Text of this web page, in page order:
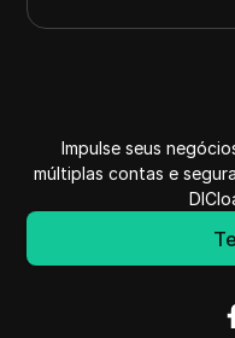
Impulse seus
múltiplas contas e